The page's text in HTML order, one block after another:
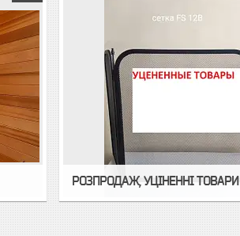
РОЗПРОДАЖ, УЦІНЕННІ ТОВАРИ